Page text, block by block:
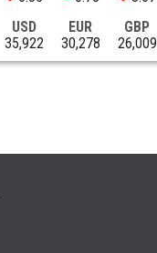
USD
35,922
EUR
30,278
GBP
26,009